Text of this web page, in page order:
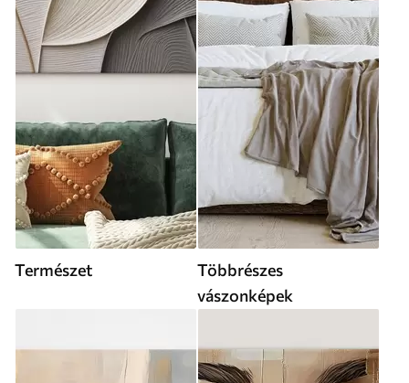
Természet
Többrészes
vászonképek